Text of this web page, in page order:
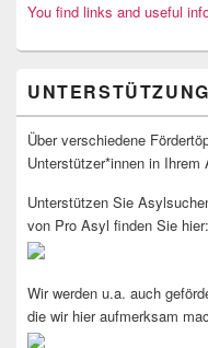
You find links and useful
UNTERSTÜTZUNG
Über verschiedene
Unterstützer*innen in Ihrem
Unterstützen Sie
von Pro Asyl finden Sie hier:
Wir werden u.a. auch
die wir hier aufmerksam